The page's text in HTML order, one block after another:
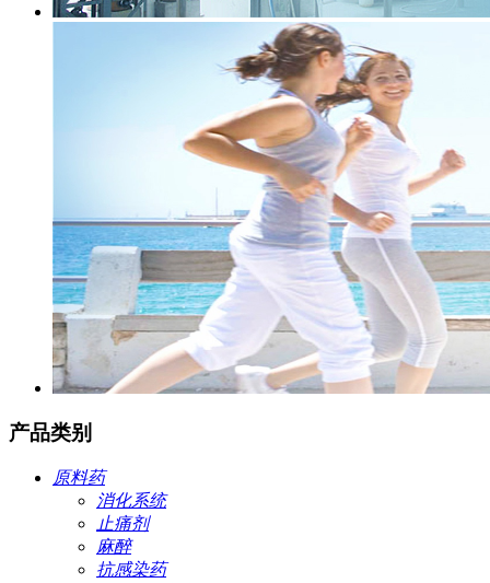
产品类别
原料药
消化系统
止痛剂
麻醉
抗感染药